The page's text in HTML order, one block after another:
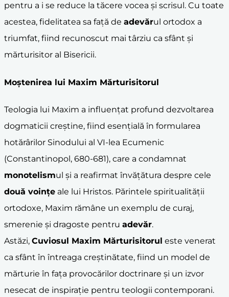
pentru a i se reduce la tăcere vocea și scrisul. Cu toate
acestea, fidelitatea sa față de adevărul ortodox a
triumfat, fiind recunoscut mai târziu ca sfânt și
mărturisitor al Bisericii.
Moștenirea lui Maxim Mărturisitorul
Teologia lui Maxim a influențat profund dezvoltarea
dogmaticii creștine, fiind esențială în formularea
hotărârilor Sinodului al VI-lea Ecumenic
(Constantinopol, 680-681), care a condamnat
monotelismul și a reafirmat învățătura despre cele
două voințe ale lui Hristos. Părintele spiritualității
ortodoxe, Maxim rămâne un exemplu de curaj,
smerenie și dragoste pentru adevăr.
Astăzi, Cuviosul Maxim Mărturisitorul este venerat
ca sfânt în întreaga creștinătate, fiind un model de
mărturie în fața provocărilor doctrinare și un izvor
nesecat de inspirație pentru teologii contemporani.